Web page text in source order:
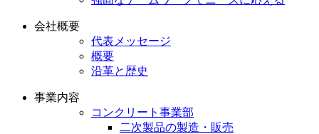
会社概要
代表メッセージ
概要
沿革と歴史
事業内容
コンクリート事業部
二次製品の製造・販売